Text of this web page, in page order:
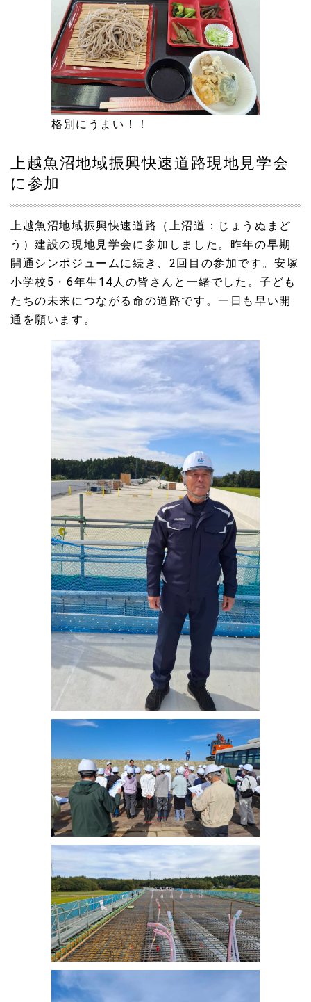
格別にうまい！！
上越魚沼地域振興快速道路現地見学会
に参加
上越魚沼地域振興快速道路（上沼道：じょうぬまど
う）建設の現地見学会に参加しました。昨年の早期
開通シンポジュームに続き、2回目の参加です。安塚
小学校5・6年生14人の皆さんと一緒でした。子ども
たちの未来につながる命の道路です。一日も早い開
通を願います。